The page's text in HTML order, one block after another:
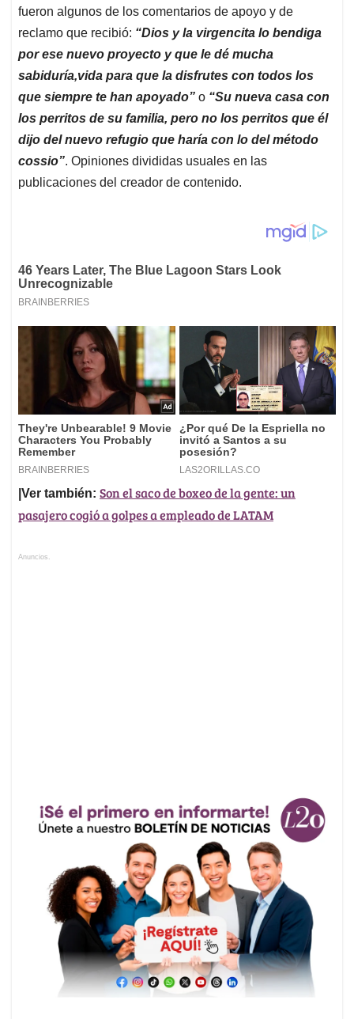
fueron algunos de los comentarios de apoyo y de
reclamo que recibió: “Dios y la virgencita lo bendiga
por ese nuevo proyecto y que le dé mucha
sabiduría,vida para que la disfrutes con todos los
que siempre te han apoyado” o “Su nueva casa con
los perritos de su familia, pero no los perritos que él
dijo del nuevo refugio que haría con lo del método
cossio”. Opiniones divididas usuales en las
publicaciones del creador de contenido.
|Ver también: Son el saco de boxeo de la gente: un
pasajero cogió a golpes a empleado de LATAM
Anuncios.